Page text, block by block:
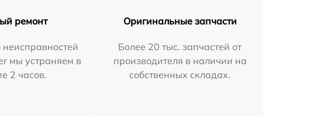
ремонт
мы устраняем в
2 часов.
Оригинальные запчасти
Более 20 тыс. запчастей от
производителя в наличии на
собственных складах.